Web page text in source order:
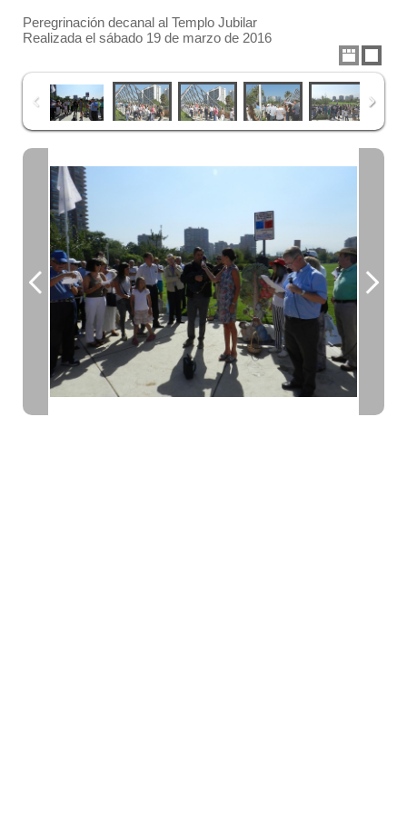
Peregrinación decanal al Templo Jubilar
Realizada el sábado 19 de marzo de 2016